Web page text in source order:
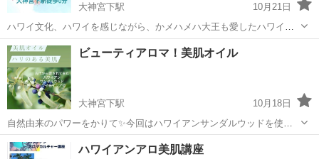
大神宮下駅
10月21日
ハワイ文化、ハワイを感じながら、かメハメハ大王も愛したハワイの
オイル、イリアヒ（ハワアンサンダルウッド）を使い肌悩みニ合った
オイルとブレンドしてお持ち帰りいただけます。 楽しくハワイ文化も
お話しさせていただきます。 お気軽に...
千葉 船橋市 アロマ ハワイ
ビューティアロマ！美肌オイル
大神宮下駅
10月18日
自然由来のパワーをかりて✨今回はハワイアンサンダルウッドを使
い、美肌オイルを作ります。シミ、シワ、タルミなどなど肌悩みに合
ったオイルを選び香りも楽しみながら作ります✨ 10月25日（月）14
千葉 大神宮下駅 アロマ 美肌
ハワイアンアロ美肌講座